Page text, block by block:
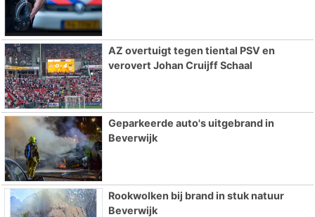
AZ overtuigt tegen tiental PSV en
verovert Johan Cruijff Schaal
Geparkeerde auto's uitgebrand in
Beverwijk
Rookwolken bij brand in stuk natuur
Beverwijk